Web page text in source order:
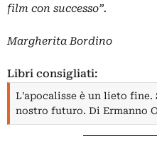
film con successo”.
Margherita Bordino
Libri consigliati:
L'apocalisse è un lieto
nostro futuro. Di Ermanno